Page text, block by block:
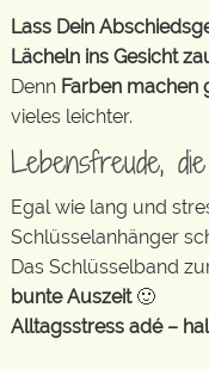
Lass Dein
Lächeln ins Gesicht
Denn Farben machen
vieles leichter.
Lebensfreude,
Egal wie lang und
Schlüsselanhänger
Das Schlüsselband
bunte Auszeit🙂
Alltagsstress adé –